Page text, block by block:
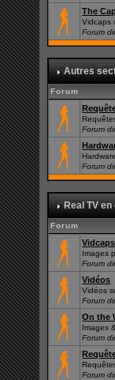
The
Vidcaps
Forum
Autres
Forum
Forum
Forum
Real TV
Forum
Images
Forum
Vidéos
Vidéos
Forum
On the
Images
Forum
Forum